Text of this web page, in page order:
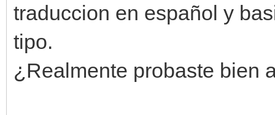
traduccion en español y
tipo.
¿Realmente probaste bien